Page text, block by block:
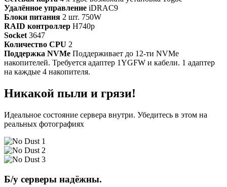
Удалённое управление iDRAC9
Блоки питания 2 шт. 750W
RAID контроллер H740p
Socket 3647
Количество CPU 2
Поддержка NVMe Поддерживает до 12-ти NVMe
накопителей. Требуется адаптер 1YGFW и кабели. 1 адаптер
на каждые 4 накопителя.
Никакой пыли и грязи!
Идеальное состояние сервера внутри. Убедитесь в этом на
реальных фотографиях
Б/у серверы надёжны.